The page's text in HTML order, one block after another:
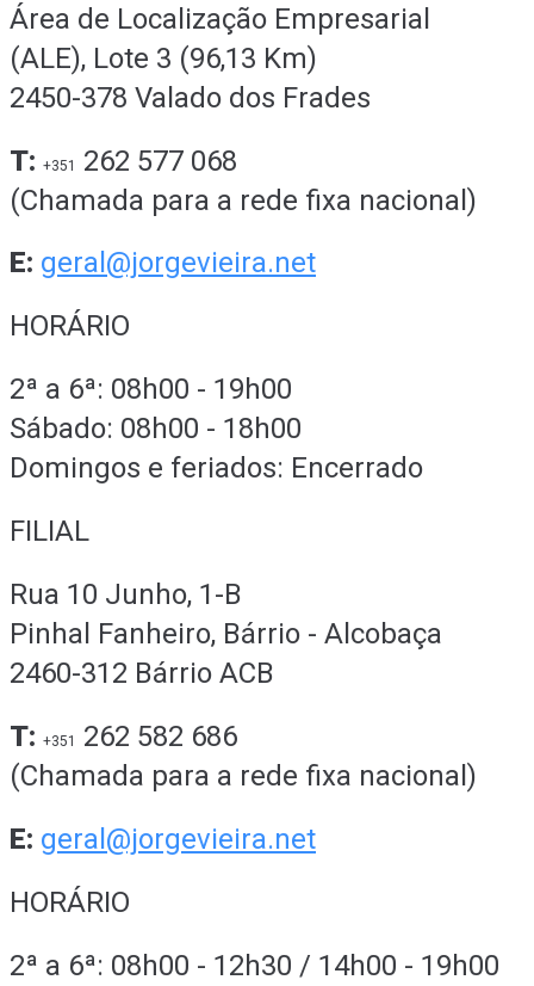
Área de Localização Empresarial
(ALE), Lote 3 (96,13 Km)
2450-378 Valado dos Frades
T: +351
262 577 068
(Chamada para a rede fixa nacional)
E: geral@jorgevieira.net
HORÁRIO
2ª a 6ª: 08h00 - 19h00
Sábado: 08h00 - 18h00
Domingos e feriados: Encerrado
FILIAL
Rua 10 Junho, 1-B
Pinhal Fanheiro, Bárrio - Alcobaça
2460-312 Bárrio ACB
T: +351
262 582 686
(Chamada para a rede fixa nacional)
E: geral@jorgevieira.net
HORÁRIO
2ª a 6ª: 08h00 - 12h30 / 14h00 - 19h00